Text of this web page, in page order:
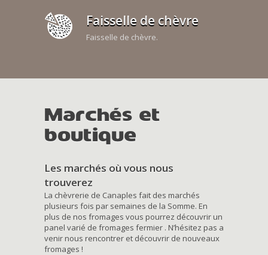
Faisselle de chèvre
Faisselle de chèvre.
Marchés et
boutique
Les marchés où vous nous
trouverez
La chèvrerie de Canaples fait des marchés
plusieurs fois par semaines de la Somme. En
plus de nos fromages vous pourrez découvrir un
panel varié de fromages fermier . N’hésitez pas a
venir nous rencontrer et découvrir de nouveaux
fromages !